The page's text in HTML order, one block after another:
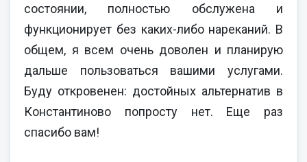
состоянии, полностью обслужена и
функционирует без каких-либо нареканий. В
общем, я всем очень доволен и планирую
дальше пользоваться вашими услугами.
Буду откровенен: достойных альтернатив в
Константиново попросту нет. Еще раз
спасибо вам!